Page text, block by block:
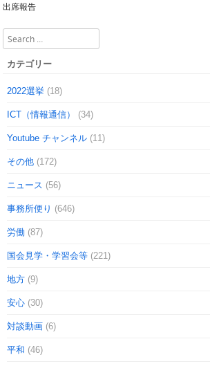
Post navigation
出席報告
Search
カテゴリー
2022選挙 (18)
ICT（情報通信） (34)
Youtube チャンネル (11)
その他 (172)
ニュース (56)
事務所便り (646)
労働 (87)
国会見学・学習会等 (221)
地方 (9)
安心 (30)
対談動画 (6)
平和 (46)